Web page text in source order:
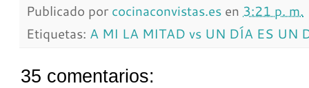
Publicado por cocinaconvistas.es en 3:21 p. m.
Etiquetas: A MI LA MITAD vs UN DÍA ES UN
35 comentarios: